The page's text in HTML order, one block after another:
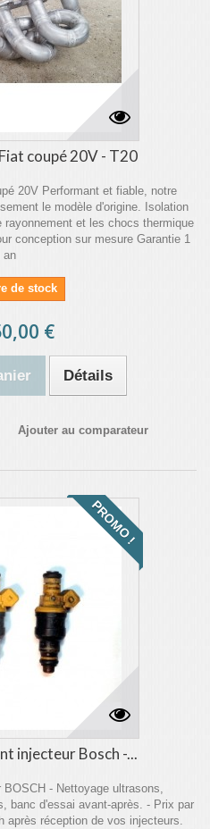
coupé 20V - T20
20V Performant et fiable, notre
le modèle d'origine. Isolation
et les chocs thermique
conception sur mesure Garantie 1
an
de stock
€
Détails
Ajouter au comparateur
PROMO !
injecteur Bosch -...
BOSCH - Nettoyage ultrasons,
banc d'essai avant-après. - Prix par
après réception de vos injecteurs.